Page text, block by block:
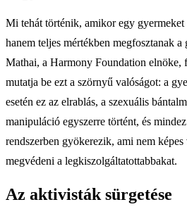
Mi tehát történik, amikor egy gyermeket
hanem teljes mértékben megfosztanak
Mathai, a Harmony Foundation elnöke,
mutatja be ezt a szörnyű valóságot: a
esetén ez az elrablás, a szexuális
manipuláció egyszerre történt, és
rendszerben gyökerezik, ami nem
megvédeni a legkiszolgáltatottabbakat.
Az aktivisták sürgetése